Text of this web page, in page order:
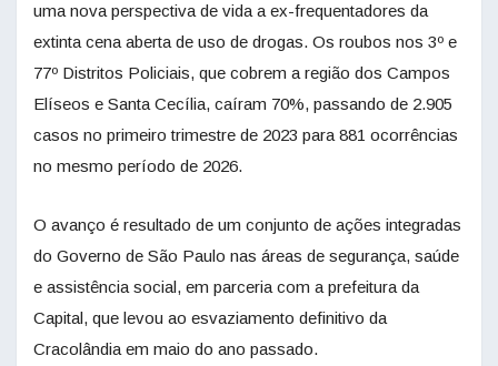
uma nova perspectiva de vida a ex-frequentadores da
extinta cena aberta de uso de drogas. Os roubos nos 3º e
77º Distritos Policiais, que cobrem a região dos Campos
Elíseos e Santa Cecília, caíram 70%, passando de 2.905
casos no primeiro trimestre de 2023 para 881 ocorrências
no mesmo período de 2026.
O avanço é resultado de um conjunto de ações integradas
do Governo de São Paulo nas áreas de segurança, saúde
e assistência social, em parceria com a prefeitura da
Capital, que levou ao esvaziamento definitivo da
Cracolândia em maio do ano passado.